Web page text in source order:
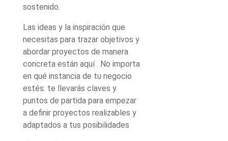
sostenido.
Las ideas y la inspiración que
necesitas para trazar objetivos y
abordar proyectos de manera
concreta están aquí . No importa
en qué instancia de tu negocio
estés: te llevarás claves y
puntos de partida para empezar
a definir proyectos realizables y
adaptados a tus posibilidades